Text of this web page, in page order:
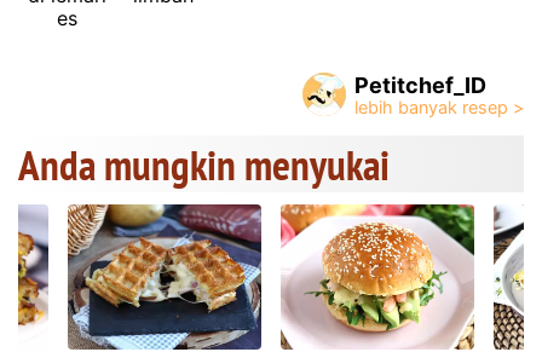
es
Petitchef_ID
Anda mungkin menyukai